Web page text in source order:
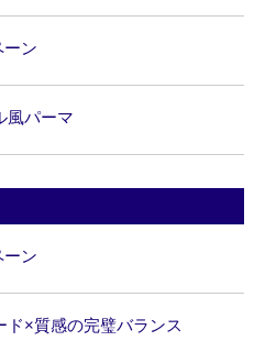
ーン
風パーマ
ーン
ド×質感の完璧バランス